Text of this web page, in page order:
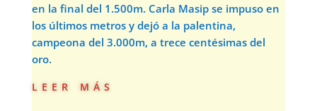
en la final del 1.500m. Carla Masip se impuso en
los últimos metros y dejó a la palentina,
campeona del 3.000m, a trece centésimas del
oro.
leer más